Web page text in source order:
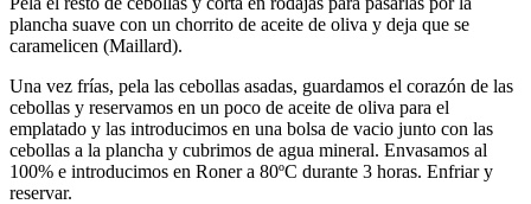
plancha suave con un chorrito de aceite de oliva y deja que se
caramelicen (Maillard).
Una vez frías, pela las cebollas asadas, guardamos el corazón de las
cebollas y reservamos en un poco de aceite de oliva para el
emplatado y las introducimos en una bolsa de vacio junto con las
cebollas a la plancha y cubrimos de agua mineral. Envasamos al
100% e introducimos en Roner a 80ºC durante 3 horas. Enfriar y
reservar.